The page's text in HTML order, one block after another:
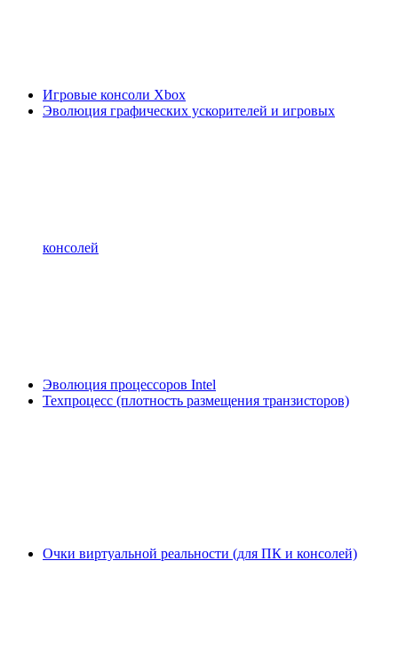
Игровые консоли Xbox
Эволюция графических ускорителей и игровых
консолей
Эволюция процессоров Intel
Техпроцесс (плотность размещения транзисторов)
Очки виртуальной реальности (для ПК и консолей)